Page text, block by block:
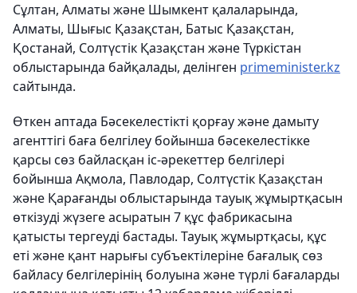
Сұлтан, Алматы және Шымкент қалаларында,
Алматы, Шығыс Қазақстан, Батыс Қазақстан,
Қостанай, Солтүстік Қазақстан және Түркістан
облыстарында байқалады, делінген primeminister.kz
сайтында.
Өткен аптада Бәсекелестікті қорғау және дамыту
агенттігі баға белгілеу бойынша бәсекелестікке
қарсы сөз байласқан іс-әрекеттер белгілері
бойынша Ақмола, Павлодар, Солтүстік Қазақстан
және Қарағанды облыстарында тауық жұмыртқасын
өткізуді жүзеге асыратын 7 құс фабрикасына
қатысты тергеуді бастады. Тауық жұмыртқасы, құс
еті және қант нарығы субъектілеріне бағалық сөз
байласу белгілерінің болуына және түрлі бағаларды